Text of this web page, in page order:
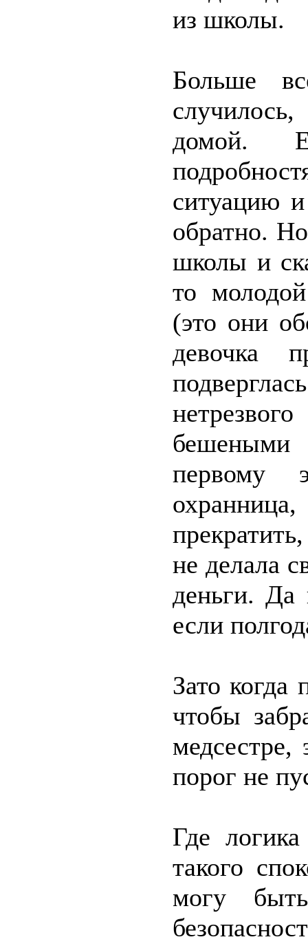
из школы.
Больше
домой.
ситуацию
обратно.
школы и
то
(это они
девочка
бешеными
первому
не делала
деньги. Да
если
Зато
чтобы
порог не
Где
такого
могу